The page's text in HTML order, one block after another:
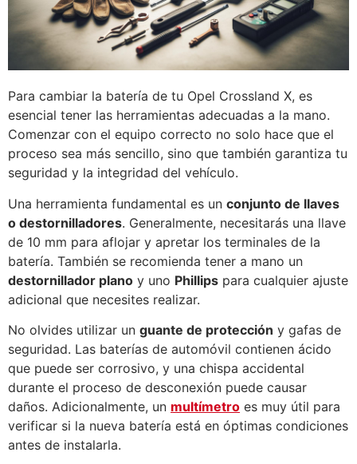
Para cambiar la batería de tu Opel Crossland X, es
esencial tener las herramientas adecuadas a la mano.
Comenzar con el equipo correcto no solo hace que el
proceso sea más sencillo, sino que también garantiza tu
seguridad y la integridad del vehículo.
Una herramienta fundamental es un conjunto de llaves
o destornilladores. Generalmente, necesitarás una llave
de 10 mm para aflojar y apretar los terminales de la
batería. También se recomienda tener a mano un
destornillador plano y uno Phillips para cualquier ajuste
adicional que necesites realizar.
No olvides utilizar un guante de protección y gafas de
seguridad. Las baterías de automóvil contienen ácido
que puede ser corrosivo, y una chispa accidental
durante el proceso de desconexión puede causar
daños. Adicionalmente, un multímetro es muy útil para
verificar si la nueva batería está en óptimas condiciones
antes de instalarla.